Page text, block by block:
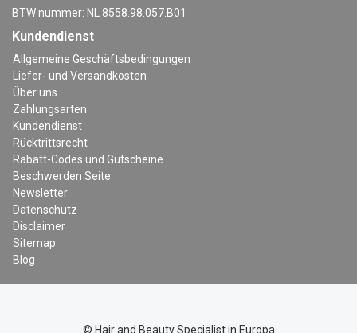
BTW nummer: NL 8558.98.057.B01
Kundendienst
Allgemeine Geschäftsbedingungen
Liefer- und Versandkosten
Über uns
Zahlungsarten
Kundendienst
Rücktrittsrecht
Rabatt-Codes und Gutscheine
Beschwerden Seite
Newsletter
Datenschutz
Disclaimer
Sitemap
Blog
© Hair and Beauty Specialist in Europa